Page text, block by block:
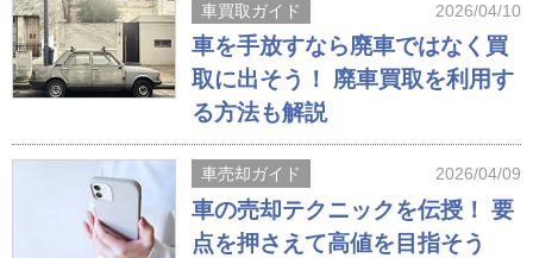
車買取ガイド 2026/04/10
車を手放すなら廃車ではなく買
取に出そう！ 廃車買取を利用す
る方法も解説
車売却ガイド 2026/04/09
車の売却テクニックを伝授！ 要
点を押さえて高値を目指そう